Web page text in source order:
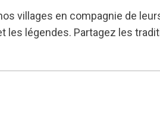
villages en compagnie de
légendes. Partagez les